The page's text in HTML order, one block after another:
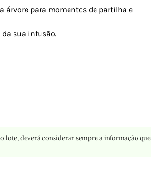
árvore para momentos de partilha e
da sua infusão.
deverá considerar sempre a informação que